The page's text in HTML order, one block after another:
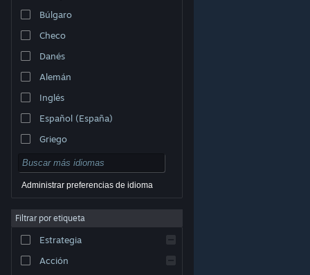
© Valve Corporation. Todos los derechos reservados.
Todas las marcas registradas pertenecen a sus
de Privacidad|Información legal
Acuerdo de Suscriptor a Steam
Cookies
Búlgaro
Checo
Danés
Alemán
Inglés
Español (España)
Griego
Administrar preferencias de idioma
Filtrar por etiqueta
Estrategia
Acción